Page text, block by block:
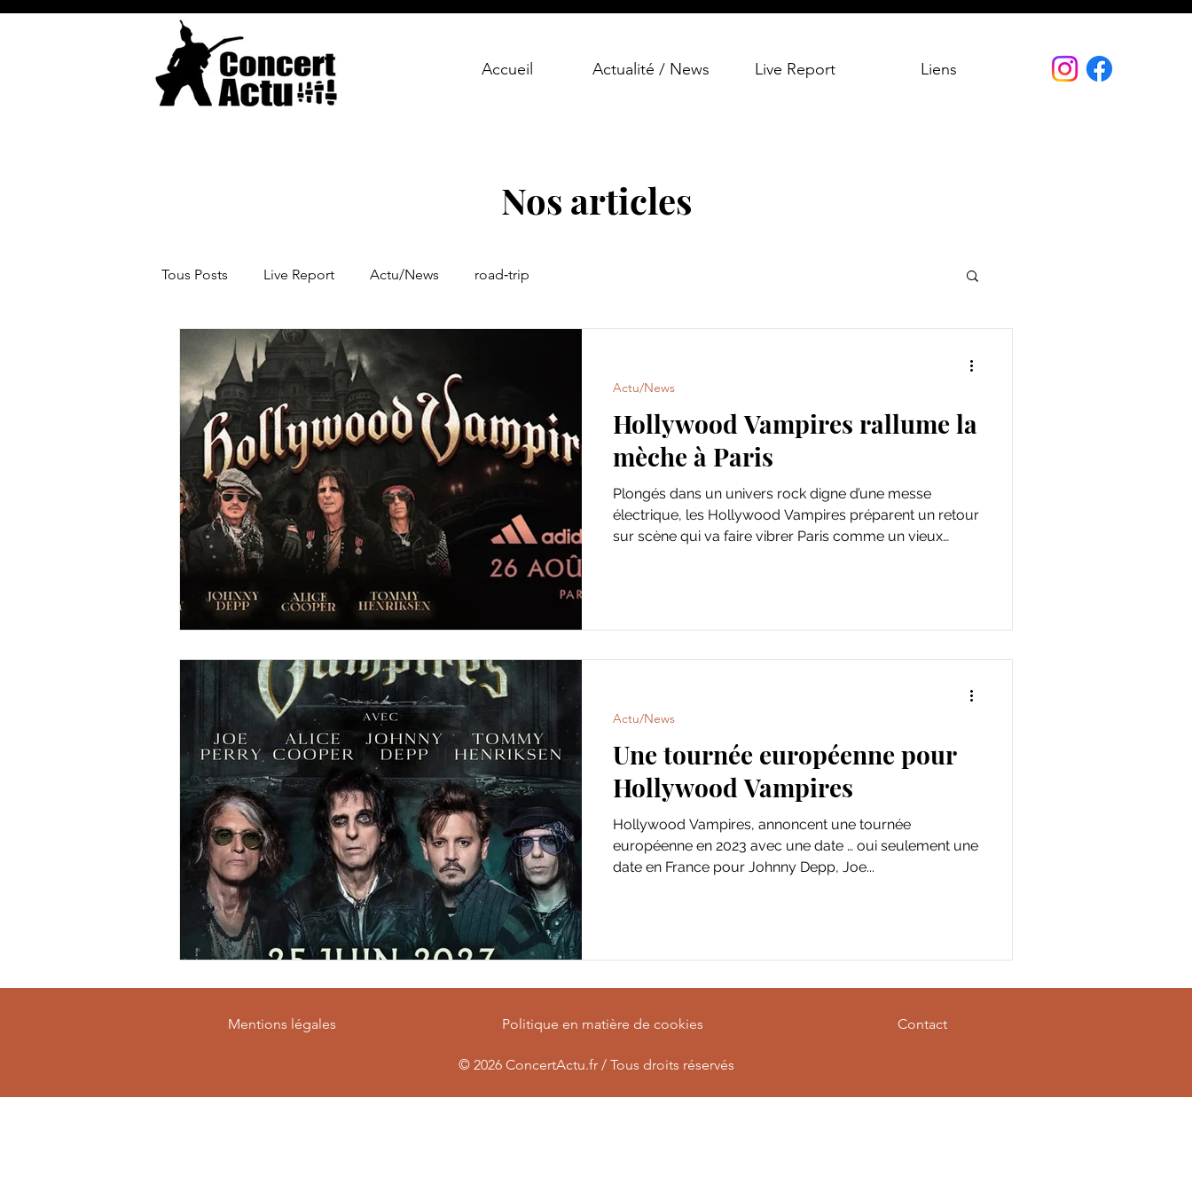
Accueil Actualité / News Live Report Liens
Nos articles
Tous Posts Live Report Actu/News road‑trip
Hollywood Vampires rallume la
mèche à Paris
Plongés dans un univers rock digne d’une messe
électrique, les Hollywood Vampires préparent un retour
sur scène qui va faire vibrer Paris comme un vieux
Actu/News
Une tournée européenne pour
Hollywood Vampires
Hollywood Vampires, annoncent une tournée
européenne en 2023 avec une date … oui seulement une
date en France pour Johnny Depp, Joe...
Actu/News
Mentions légales Politique en matière de cookies Contact
© 2026 ConcertActu.fr / Tous droits réservés